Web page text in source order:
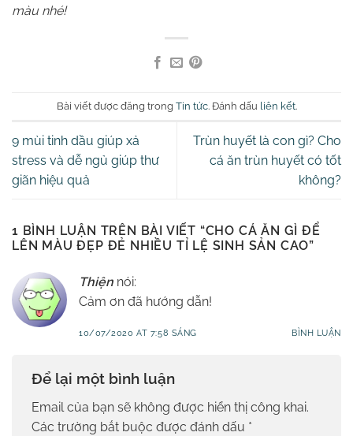
màu nhé!
Bài viết được đăng trong Tin tức. Đánh dấu liên kết.
9 mùi tinh dầu giúp xả
stress và dễ ngủ giúp thư
giãn hiệu quả
Trùn huyết là con gì? Cho
cá ăn trùn huyết có tốt
không?
1 BÌNH LUẬN TRÊN BÀI VIẾT “CHO CÁ ĂN GÌ ĐỂ
LÊN MÀU ĐẸP ĐẺ NHIỀU TỈ LỆ SINH SẢN CAO”
Thiện nói:
Cảm ơn đã hướng dẫn!
10/07/2020 AT 7:58 SÁNG BÌNH LUẬN
Để lại một bình luận
Email của bạn sẽ không được hiển thị công khai.
Các trường bắt buộc được đánh dấu *